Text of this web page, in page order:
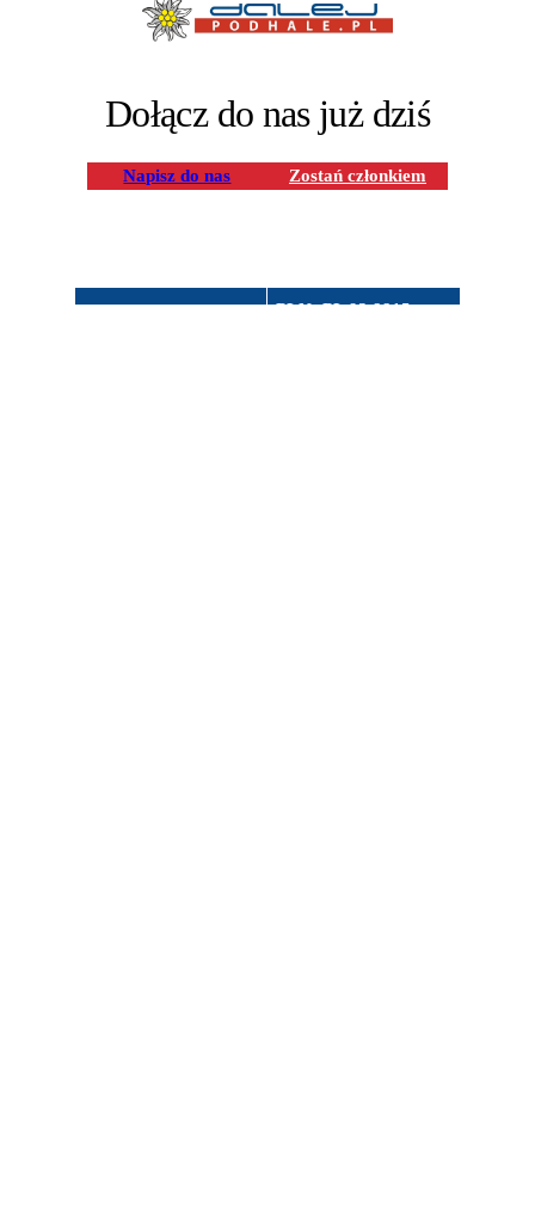
Dołącz do nas już dziś
Napisz do nas Zostań członkiem
PLN: PL 93 8815